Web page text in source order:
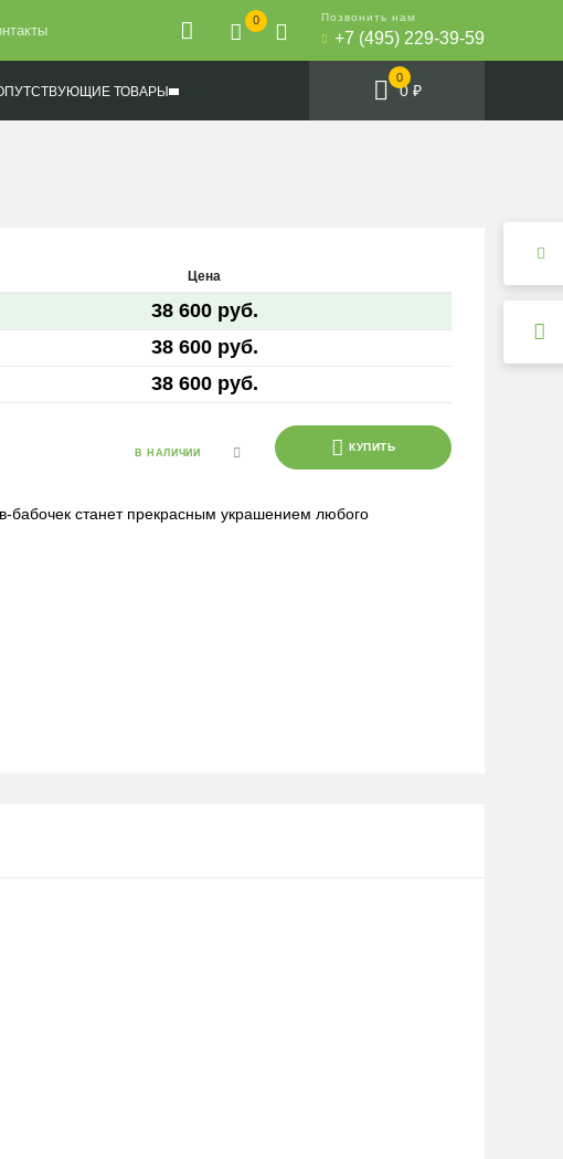
0 Позвонить нам
+7 (495) 229-39-59
ТОВАРЫ
0
0 ₽
Цена
38 600 руб.
38 600 руб.
38 600 руб.
В НАЛИЧИИ КУПИТЬ
бабочек станет прекрасным украшением любого